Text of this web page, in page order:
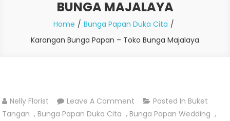
BUNGA MAJALAYA
Home
Bunga Papan Duka Cita
Karangan Bunga Papan – Toko Bunga Majalaya
Nelly Florist Leave A Comment On
Karangan
Posted In Buket
Tangan , Bunga Papan Duka Cita , Bunga Papan Wedding ,